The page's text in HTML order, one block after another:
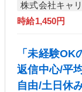
株式会社キャ
時給1,450円
「未経験
返信中心/平
自由/土日休